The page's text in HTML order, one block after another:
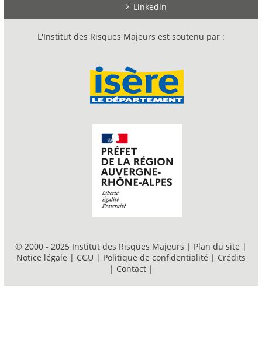
Linkedin
L'Institut des Risques Majeurs est soutenu par :
© 2000 - 2025 Institut des Risques Majeurs | Plan du site |
Notice légale | CGU | Politique de confidentialité | Crédits
| Contact |